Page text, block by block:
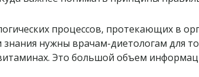
процессов, протекающих в
нужны врачам-диетологам для
Это большой объем